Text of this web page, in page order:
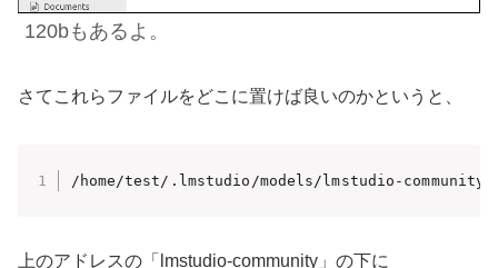
120bもあるよ。
さてこれらファイルをどこに置けば良いのかというと、
/home/test/.lmstudio/models/lmstudio-community
上のアドレスの「lmstudio-community」の下に